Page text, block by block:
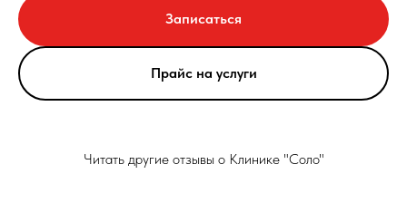
Записаться
Прайс на услуги
Читать другие отзывы о Клинике "Соло"